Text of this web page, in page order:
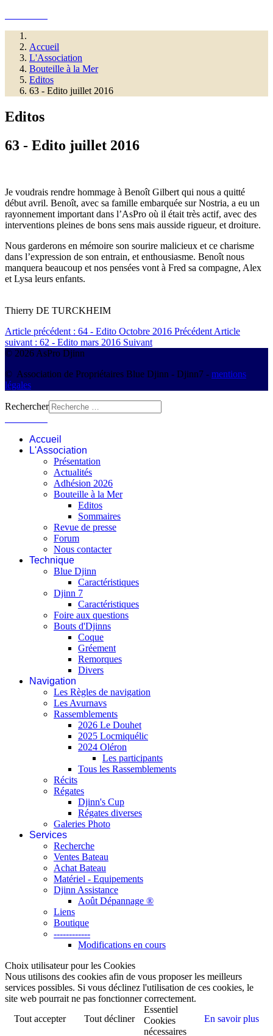
Accueil
L'Association
Bouteille à la Mer
Editos
63 - Edito juillet 2016
Editos
63 - Edito juillet 2016
Je voudrais rendre hommage à Benoît Gilbert qui nous a quitté
début avril. Benoît, avec sa famille embarquée sur Nostria, a eu un
rayonnement important dans l’AsPro où il était très actif, avec des
interventions pleines de bons sens mais ausside rigueur, et droiture.
Nous garderons en mémoire son sourire malicieux et ce charisme
dans l’expression de son entrain, et enthousiasme. Benoît nous
manquera beaucoup et nos pensées vont à Fred sa compagne, Alex
et Lysa leurs enfants.
Thierry DE TURCKHEIM
Article précédent : 64 - Edito Octobre 2016 Précédent Article
suivant : 62 - Edito mars 2016 Suivant
© 2026 AsPro Djinn
© Association de Propriétaires Blue Djinn - Djinn7 - mentions
légales
Rechercher
Accueil
L'Association
Présentation
Actualités
Adhésion 2026
Bouteille à la Mer
Editos
Sommaires
Revue de presse
Forum
Nous contacter
Technique
Blue Djinn
Caractéristiques
Djinn 7
Caractéristiques
Foire aux questions
Bouts d'Djinns
Coque
Gréement
Remorques
Divers
Navigation
Les Règles de navigation
Les Avurnavs
Rassemblements
2026 Le Douhet
2025 Locmiquélic
2024 Oléron
Les participants
Tous les Rassemblements
Récits
Régates
Djinn's Cup
Régates diverses
Galeries Photo
Services
Recherche
Ventes Bateau
Achat Bateau
Matériel - Equipements
Djinn Assistance
Août Dépannage ®
Liens
Boutique
------------
Modifications en cours
Choix utilisateur pour les Cookies
Nous utilisons des cookies afin de vous proposer les meilleurs
services possibles. Si vous déclinez l'utilisation de ces cookies, le
site web pourrait ne pas fonctionner correctement.
Tout accepter
Tout décliner En savoir plus
Essentiel
Cookies
nécessaires